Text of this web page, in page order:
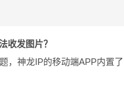
收发图片？
，神龙IP的移动端APP内置了